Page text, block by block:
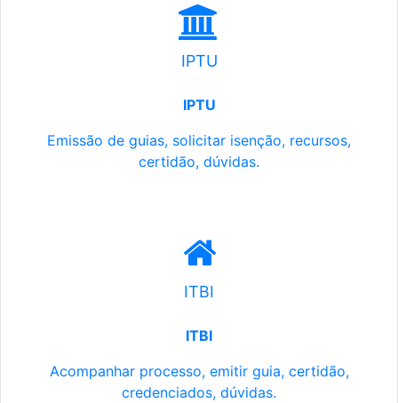
IPTU
IPTU
Emissão de guias, solicitar isenção, recursos,
certidão, dúvidas.
ITBI
ITBI
Acompanhar processo, emitir guia, certidão,
credenciados, dúvidas.